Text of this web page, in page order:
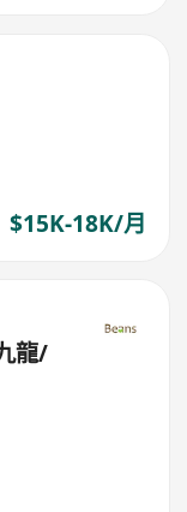
$15K-18K/月
龍/